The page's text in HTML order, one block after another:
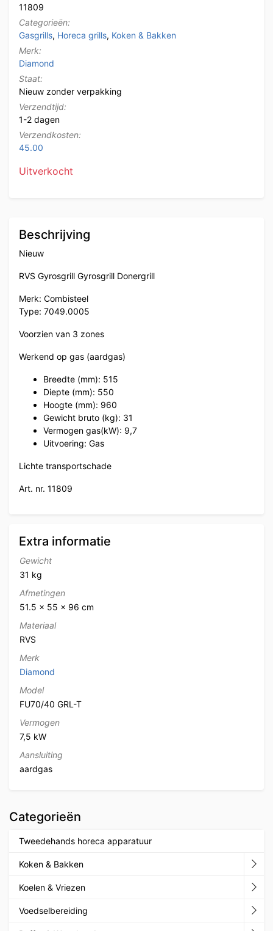
11809
Categorieën:
Gasgrills, Horeca grills, Koken & Bakken
Merk:
Diamond
Staat:
Nieuw zonder verpakking
Verzendtijd:
1-2 dagen
Verzendkosten:
45.00
Uitverkocht
Beschrijving
Nieuw
RVS Gyrosgrill Gyrosgrill Donergrill
Merk: Combisteel
Type: 7049.0005
Voorzien van 3 zones
Werkend op gas (aardgas)
Breedte (mm): 515
Diepte (mm): 550
Hoogte (mm): 960
Gewicht bruto (kg): 31
Vermogen gas(kW): 9,7
Uitvoering: Gas
Lichte transportschade
Art. nr. 11809
Extra informatie
Gewicht
31 kg
Afmetingen
51.5 × 55 × 96 cm
Materiaal
RVS
Merk
Diamond
Model
FU70/40 GRL-T
Vermogen
7,5 kW
Aansluiting
aardgas
Categorieën
Tweedehands horeca apparatuur
Koken & Bakken
Koelen & Vriezen
Voedselbereiding